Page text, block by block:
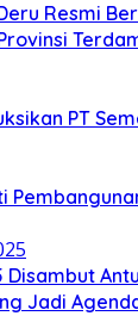
Resmi
PT
Disambut
Jadi